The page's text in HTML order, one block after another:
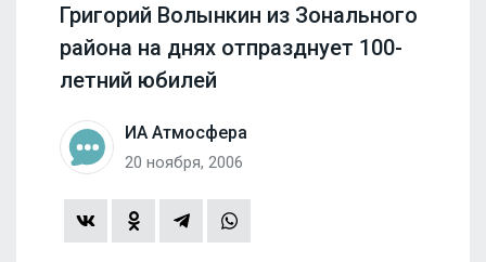
Григорий Волынкин из Зонального
района на днях отпразднует 100-
летний юбилей
ИА Атмосфера
20 ноября, 2006